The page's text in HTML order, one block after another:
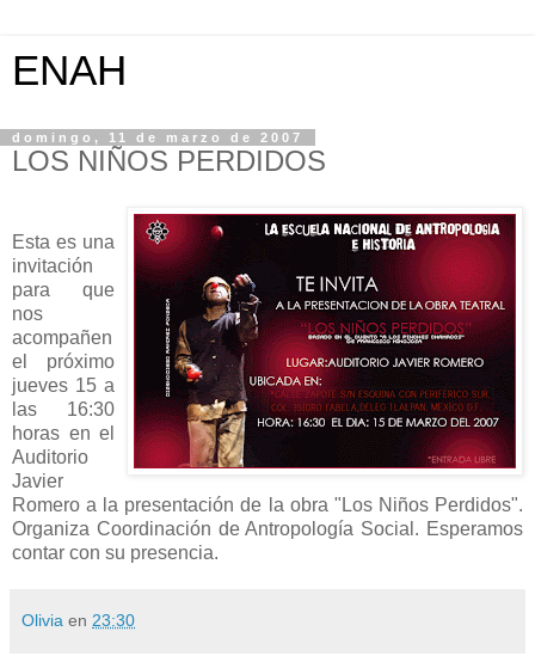
ENAH
domingo, 11 de marzo de 2007
LOS NIÑOS PERDIDOS
Esta es una
invitación
para que
nos
acompañen
el próximo
jueves 15 a
las 16:30
horas en el
Auditorio
Javier
Romero a la presentación de la obra "Los Niños Perdidos".
Organiza Coordinación de Antropología Social. Esperamos
contar con su presencia.
Olivia en 23:30